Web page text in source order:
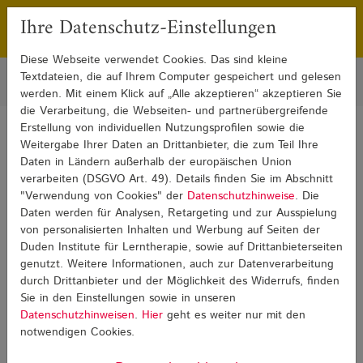
Franchising
Sie sind hier:
Blog
Pädagogik und Psychologie Pädagogik und Psychologie Detail
Pädagogik und Psychologie
Ihre Datenschutz-Einstellungen
Diese Webseite verwendet Cookies. Das sind kleine
Textdateien, die auf Ihrem Computer gespeichert und gelesen
werden. Mit einem Klick auf „Alle akzeptieren“ akzeptieren Sie
die Verarbeitung, die Webseiten- und partnerübergreifende
Erstellung von individuellen Nutzungsprofilen sowie die
Weitergabe Ihrer Daten an Drittanbieter, die zum Teil Ihre
Daten in Ländern außerhalb der europäischen Union
verarbeiten (DSGVO Art. 49). Details finden Sie im Abschnitt
"Verwendung von Cookies" der Datenschutzhinweise. Die
Daten werden für Analysen, Retargeting und zur Ausspielung
von personalisierten Inhalten und Werbung auf Seiten der
Duden Institute für Lerntherapie, sowie auf Drittanbieterseiten
genutzt. Weitere Informationen, auch zur Datenverarbeitung
durch Drittanbieter und der Möglichkeit des Widerrufs, finden
Sie in den Einstellungen sowie in unseren
Datenschutzhinweisen. Hier geht es weiter nur mit den
notwendigen Cookies.